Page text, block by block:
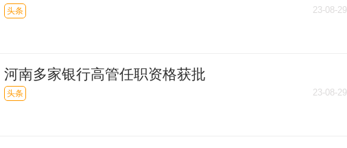
头条 23-08-29
河南多家银行高管任职资格获批
头条 23-08-29